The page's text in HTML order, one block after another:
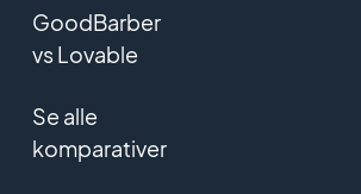
GoodBarber
vs Lovable
Se alle
komparativer